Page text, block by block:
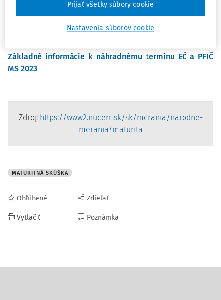
Riaditeľ školy prihlási žiaka na NT EČ a/alebo PFIČ MS na
základe jeho žiadosti prostredníctvom
Základné informácie k náhradnému termínu EČ a PFIČ
MS 2023
Zdroj: https://www2.nucem.sk/sk/merania/narodne-
merania/maturita
MATURITNÁ SKÚŠKA
Obľúbené
Vytlačiť
Zdieľať
Poznámka
Nastavenia súborov cookie
Prijať všetky súbory cookie